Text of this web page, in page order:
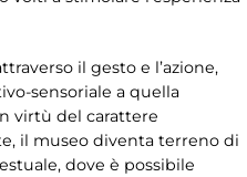
il gesto e l’azione,
sensoriale a quella
virtù del carattere
il museo diventa terreno di
dove è possibile